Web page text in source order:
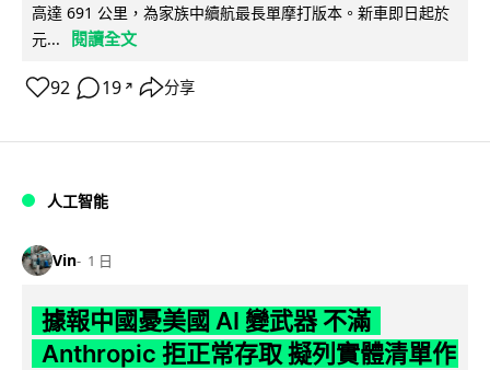
高達 691 公里，為家族中續航最長單摩打版本。新車即日起於
元...
閱讀全文
92 19 ↗ 分享
人工智能
Vin 1 日
據報中國憂美國 AI 變武器 不滿
Anthropic 拒正常存取 擬列實體清單作